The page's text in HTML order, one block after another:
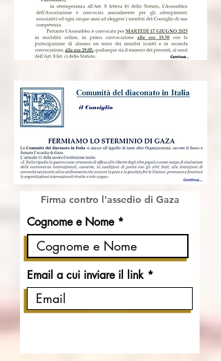
Firma contro l'assedio di Gaza
Cognome e Nome
Email a cui inviare il link